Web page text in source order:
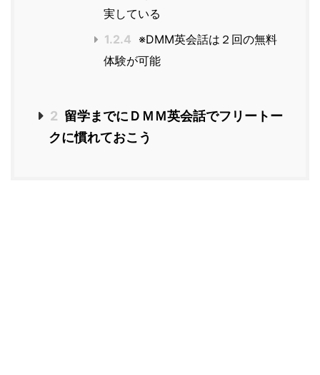
実している
1.2.4 ※DMM英会話は２回の無料
体験が可能
2 留学までにＤＭＭ英会話でフリートー
クに慣れておこう